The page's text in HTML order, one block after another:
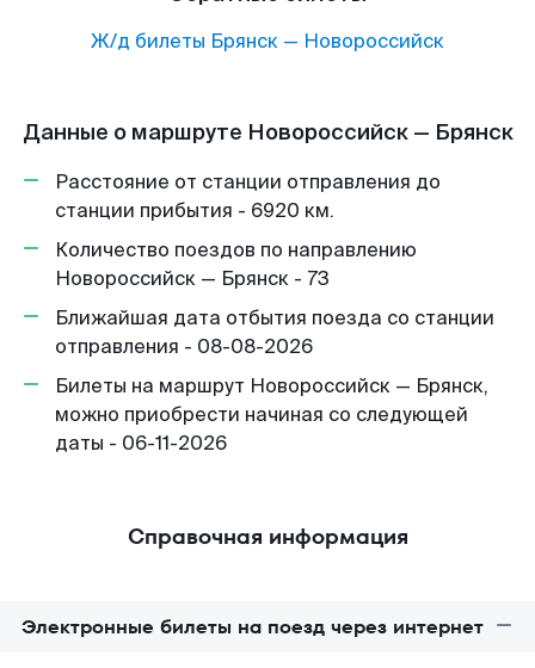
Ж/д билеты Брянск — Новороссийск
Данные о маршруте Новороссийск — Брянск
Расстояние от станции отправления до
станции прибытия - 6920 км.
Количество поездов по направлению
Новороссийск — Брянск - 73
Ближайшая дата отбытия поезда со станции
отправления - 08-08-2026
Билеты на маршрут Новороссийск — Брянск,
можно приобрести начиная со следующей
даты - 06-11-2026
Справочная информация
Электронные билеты на поезд через интернет